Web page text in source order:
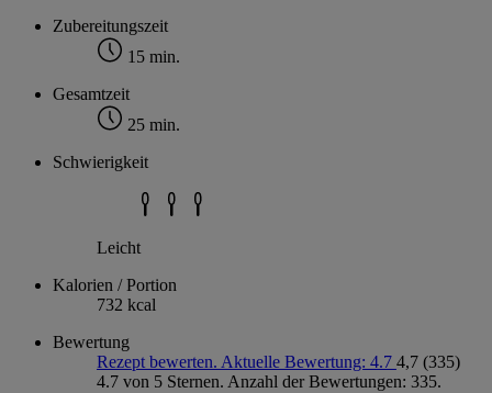
Zubereitungszeit
15 min.
Gesamtzeit
25 min.
Schwierigkeit
Leicht
Kalorien / Portion
732 kcal
Bewertung
Rezept bewerten. Aktuelle Bewertung: 4.7 4,7 (335)
4.7 von 5 Sternen. Anzahl der Bewertungen: 335.